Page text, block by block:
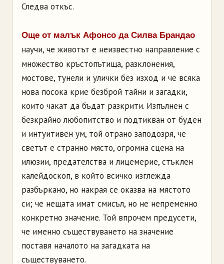
Следва откъс.
Още от малък Афонсо да Силва Брандао
научи, че животът е неизвестно направление с
множество кръстопътища, разклонения,
мостове, тунели и улички без изход и че всяка
нова посока крие безброй тайни и загадки,
които чакат да бъдат разкрити. Изпълнен с
безкрайно любопитство и подтикван от буден
и интуитивен ум, той отрано заподозря, че
светът е странно място, огромна сцена на
илюзии, предателства и лицемерие, стъклен
калейдоскоп, в който всичко изглежда
разбъркано, но накрая се оказва на мястото
си; че нещата имат смисъл, но не непременно
конкретно значение. Той впрочем предусети,
че именно съществуването на значение
поставя началото на загадката на
съществуването.